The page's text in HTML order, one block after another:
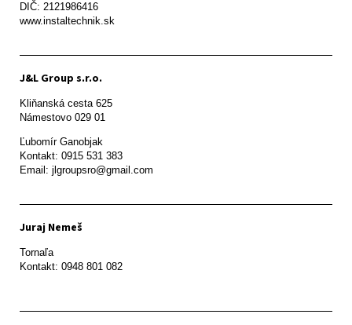
DIČ: 2121986416
www.instaltechnik.sk
J&L Group s.r.o.
Kliňanská cesta 625
Námestovo 029 01
Ľubomír Ganobjak
Kontakt: 0915 531 383
Email: jlgroupsro@gmail.com
Juraj Nemeš
Tornaľa
Kontakt: 0948 801 082